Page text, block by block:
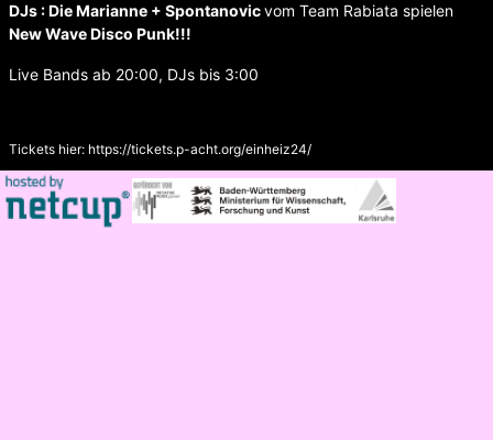
DJs : Die Marianne + Spontanovicvom Team Rabiata spielen
New Wave Disco Punk!!!
Live Bands ab 20:00, DJs bis 3:00
Tickets hier: https://tickets.p-acht.org/einheiz24/